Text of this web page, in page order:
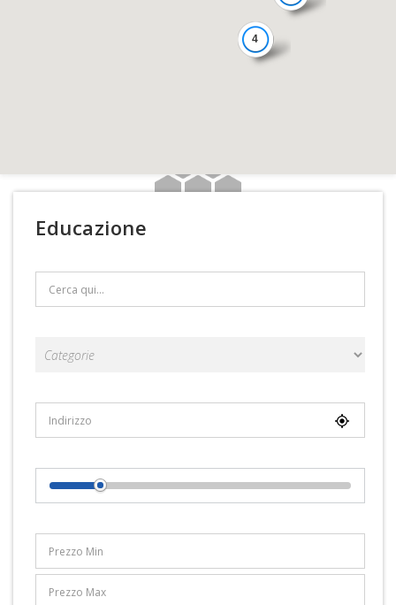
4
Educazione